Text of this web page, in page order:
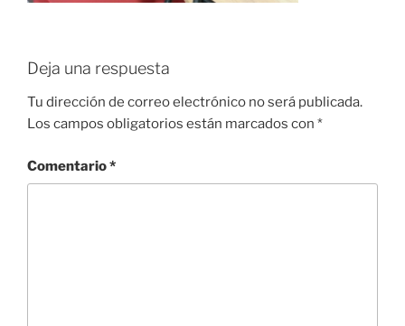
Deja una respuesta
Tu dirección de correo electrónico no será publicada.
Los campos obligatorios están marcados con *
Comentario*